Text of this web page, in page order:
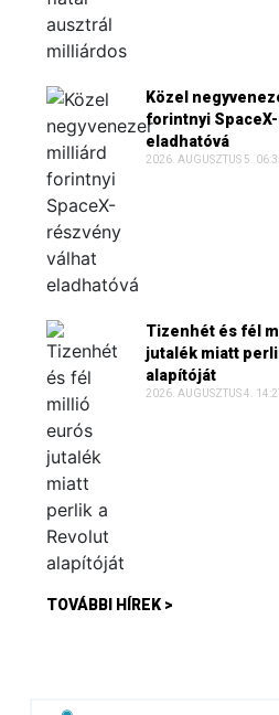
Közel
forintnyi
eladhatóvá
2026. AUGUSZTUS 5.
Tizenhét és fél
jutalék miatt
alapítóját
2026. AUGUSZTUS 4.
TOVÁBBI HÍREK >